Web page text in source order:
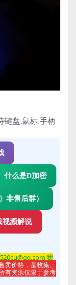
盘.鼠标.手柄
什么是D加密
非售后群）
视频解说
我
卖价格，是收集、
有资源仅限于参考